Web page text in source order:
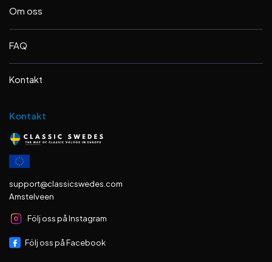
Om oss
FAQ
Kontakt
Kontakt
support@classicswedes.com
Amstelveen
Följ oss på Instagram
Följ oss på Facebook